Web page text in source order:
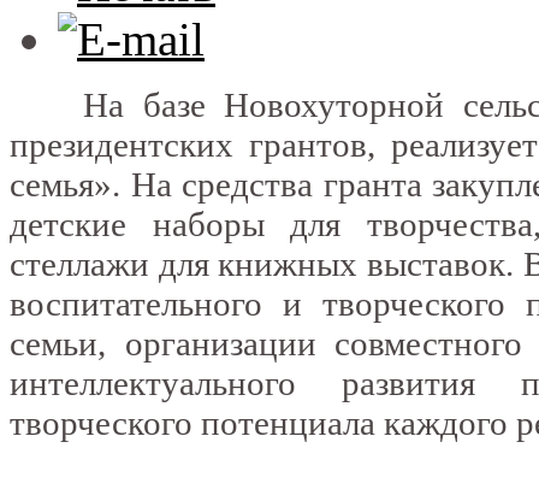
На базе Новохуторной
президентских грантов,
семья». На средства гранта
детские наборы для
стеллажи для книжных выставок.
воспитательного и творческого
семьи, организации
интеллектуального развития
творческого потенциала каждого